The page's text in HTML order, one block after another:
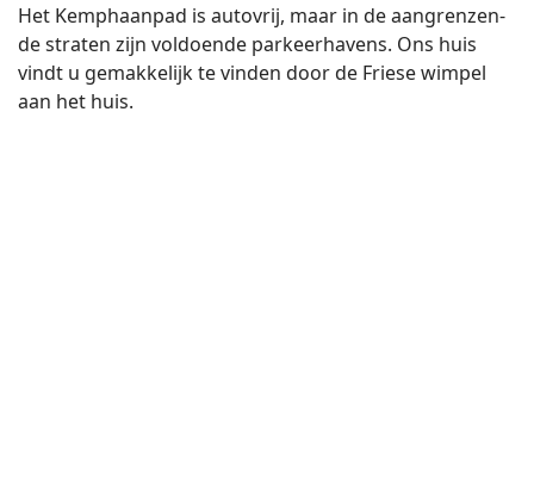
Het Kemp­haan­pad is au­to­vrij, maar in de aan­gren­zen­
de stra­ten zijn vol­doen­de par­keer­ha­vens. Ons huis
vindt u ge­mak­ke­lijk te vin­den door de Frie­se wim­pel
aan het huis.